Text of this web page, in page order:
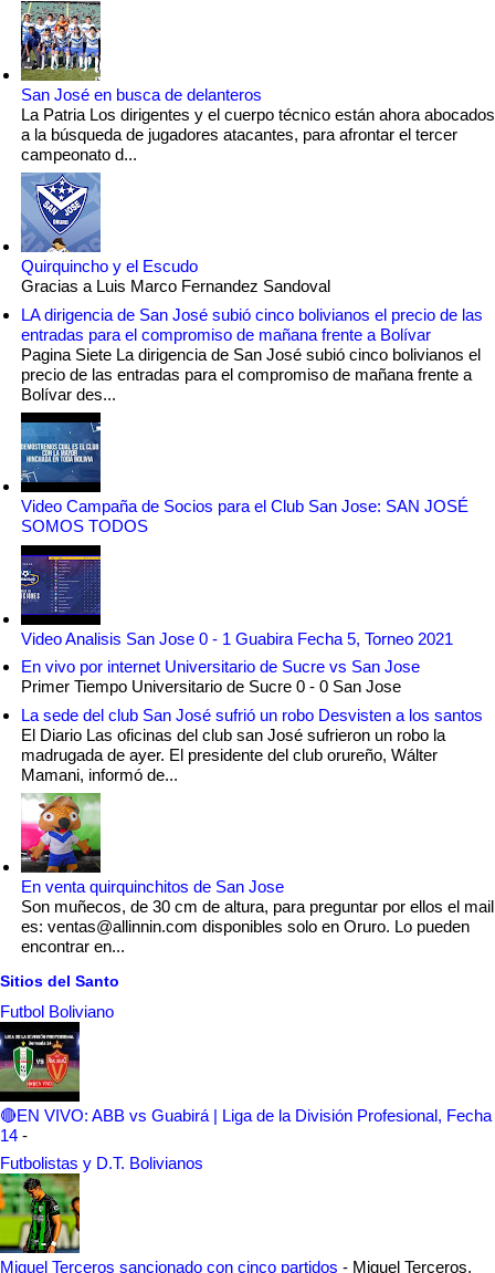
San José en busca de delanteros
La Patria Los dirigentes y el cuerpo técnico están ahora abocados
a la búsqueda de jugadores atacantes, para afrontar el tercer
campeonato d...
Quirquincho y el Escudo
Gracias a Luis Marco Fernandez Sandoval
LA dirigencia de San José subió cinco bolivianos el precio de las
entradas para el compromiso de mañana frente a Bolívar
Pagina Siete La dirigencia de San José subió cinco bolivianos el
precio de las entradas para el compromiso de mañana frente a
Bolívar des...
Video Campaña de Socios para el Club San Jose: SAN JOSÉ
SOMOS TODOS
Video Analisis San Jose 0 - 1 Guabira Fecha 5, Torneo 2021
En vivo por internet Universitario de Sucre vs San Jose
Primer Tiempo Universitario de Sucre 0 - 0 San Jose
La sede del club San José sufrió un robo Desvisten a los santos
El Diario Las oficinas del club san José sufrieron un robo la
madrugada de ayer. El presidente del club orureño, Wálter
Mamani, informó de...
En venta quirquinchitos de San Jose
Son muñecos, de 30 cm de altura, para preguntar por ellos el mail
es: ventas@allinnin.com disponibles solo en Oruro. Lo pueden
encontrar en...
Sitios del Santo
Futbol Boliviano
🔴EN VIVO: ABB vs Guabirá | Liga de la División Profesional, Fecha
14 -
Futbolistas y D.T. Bolivianos
Miguel Terceros sancionado con cinco partidos - Miguel Terceros,